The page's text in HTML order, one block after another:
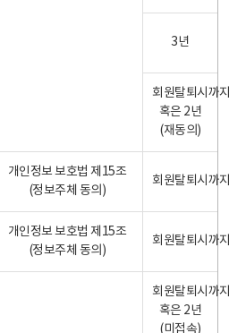
3년
회원탈퇴시까
혹은 2년
(재동의)
개인정보 보호법 제15조
(정보주체 동의)
회원탈퇴시까
개인정보 보호법 제15조
(정보주체 동의)
회원탈퇴시까
회원탈퇴시까
혹은 2년
(미접속)